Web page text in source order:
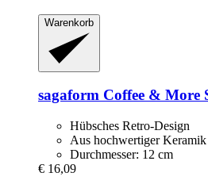
Warenkorb
sagaform Coffee & More
Hübsches Retro-Design
Aus hochwertiger Keramik
Durchmesser: 12 cm
€ 16,09